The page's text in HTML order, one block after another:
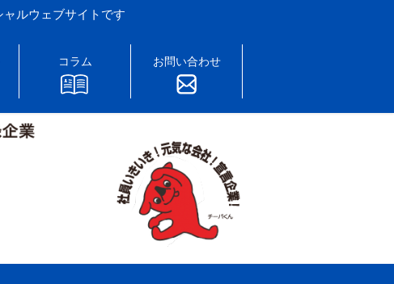
ルウェブサイトです
コラム お問い合わせ